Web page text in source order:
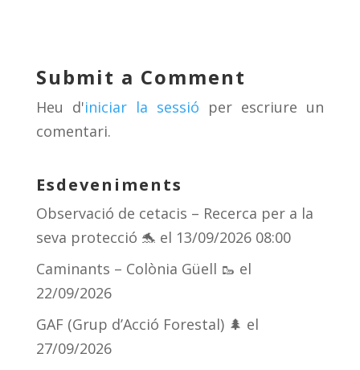
y d
s
a
m
ar
te
ix
Submit a Comment
Heu d'iniciar la sessió per escriure un
comentari.
Esdeveniments
Observació de cetacis – Recerca per a la
seva protecció 🐬 el 13/09/2026 08:00
Caminants – Colònia Güell 🥾 el
22/09/2026
GAF (Grup d’Acció Forestal) 🌲 el
27/09/2026